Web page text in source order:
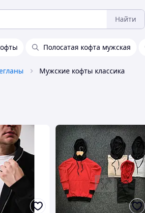
Найти
Полосатая кофта мужская
Мужские кофты классика